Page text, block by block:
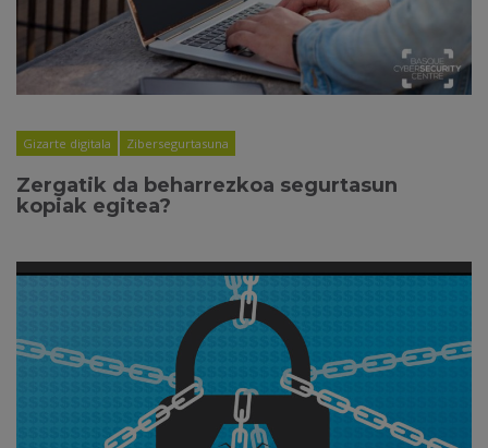
Gizarte digitala Zibersegurtasuna
Zergatik da beharrezkoa segurtasun
kopiak egitea?